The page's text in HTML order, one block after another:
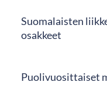
Suomalaisten
osakkeet
Puolivuosittaiset